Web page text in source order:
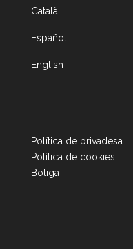
Català
Español
English
Política de privadesa
Política de cookies
Botiga